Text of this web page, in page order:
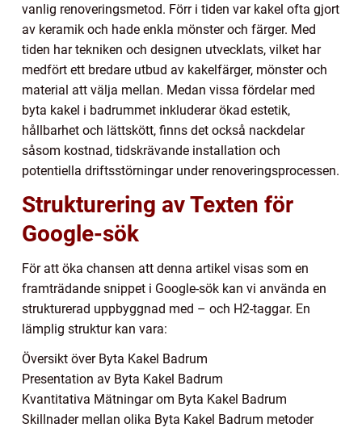
vanlig renoveringsmetod. Förr i tiden var kakel ofta gjort
av keramik och hade enkla mönster och färger. Med
tiden har tekniken och designen utvecklats, vilket har
medfört ett bredare utbud av kakelfärger, mönster och
material att välja mellan. Medan vissa fördelar med
byta kakel i badrummet inkluderar ökad estetik,
hållbarhet och lättskött, finns det också nackdelar
såsom kostnad, tidskrävande installation och
potentiella driftsstörningar under renoveringsprocessen.
Strukturering av Texten för
Google-sök
För att öka chansen att denna artikel visas som en
framträdande snippet i Google-sök kan vi använda en
strukturerad uppbyggnad med – och H2-taggar. En
lämplig struktur kan vara:
Översikt över Byta Kakel Badrum
Presentation av Byta Kakel Badrum
Kvantitativa Mätningar om Byta Kakel Badrum
Skillnader mellan olika Byta Kakel Badrum metoder